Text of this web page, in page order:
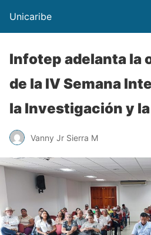
Unicaribe
Infotep adelanta la
de la IV Semana
la Investigación y
Vanny Jr Sierra M